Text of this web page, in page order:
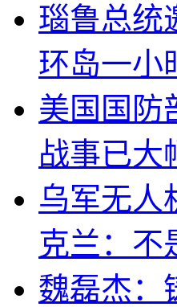
瑙鲁总统
环岛一小
美国国防
战事已大
乌军无人
克兰：不
魏磊杰：